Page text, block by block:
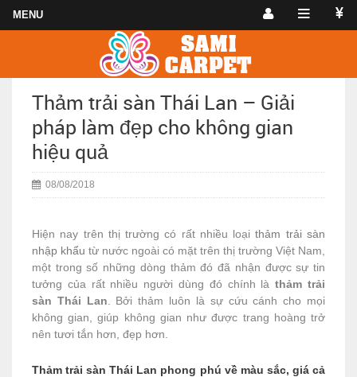
Thảm trải sàn Thái Lan – Giải
pháp làm đẹp cho không gian
hiệu quả
08/08/2018
Hiện nay trên thị trường có rất nhiều loạithảm trải sàn
nhập khẩu từ nước ngoài có mặt trên thị trường Việt Nam,
một trong số những dòng thảm đó đã nhận được sự tin
tưởng của rất nhiều người dùng đó chính làthảm trải
sàn Thái Lan . Bởi thảm luôn là sự cứu cánh cho mọi
không gian, giúp không gian như được trang hoàng trở
nên tươi tắn hơn, đẹp hơn.
Thảm trải sàn Thái Lan phong phú về màu sắc, giá cả